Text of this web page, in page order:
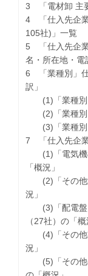
3 「電材卸 主
4 「仕入先企
105社)」一覧
5 「仕入先企
名・所在地・電
6 「業種別」
訳」
(1)「業種別
(2)「業種別
(3)「業種別
7 「仕入先企
(1)「電気機
「概況」
(2)「その他
況」
(3)「配電盤
（27社）の「概
(4)「その他
況」
(5)「その他(